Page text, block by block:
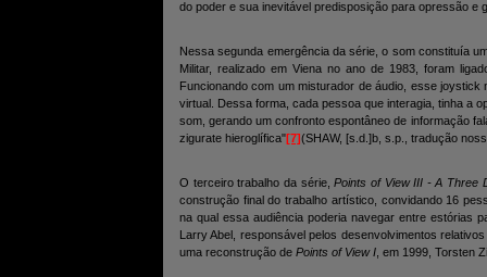
do poder e sua inevitável predisposição para opressão e
Nessa segunda emergência da série, o som constituía
Militar, realizado em Viena no ano de 1983, foram
Funcionando com um misturador de áudio, esse
virtual. Dessa forma, cada pessoa que interagia, tinha a
som, gerando um confronto espontâneo de informação
zigurate hieroglífica"[7](SHAW, [s.d.]b, s.p., tradução
O terceiro trabalho da série,Points of View III - A Three
construção final do trabalho artístico, convidando 16
na qual essa audiência poderia navegar entre estórias
Larry Abel, responsável pelos desenvolvimentos
uma reconstrução de Points of View I , em 1999, Torsten